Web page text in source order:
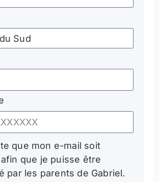
que mon e-mail soit
que je puisse être
par les parents de Gabriel.